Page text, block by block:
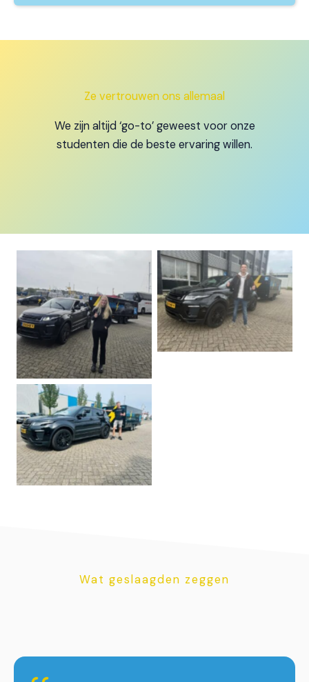
Ze vertrouwen ons allemaal
We zijn altijd ‘go-to’ geweest voor onze
studenten die de beste ervaring willen.
Marit Boonstra in 1x
geslaagd voor de E
achter B
in 1x Geslaagd voor de E
achter B
in 1x Geslaagd voor de E
achter B
Wat geslaagden zeggen